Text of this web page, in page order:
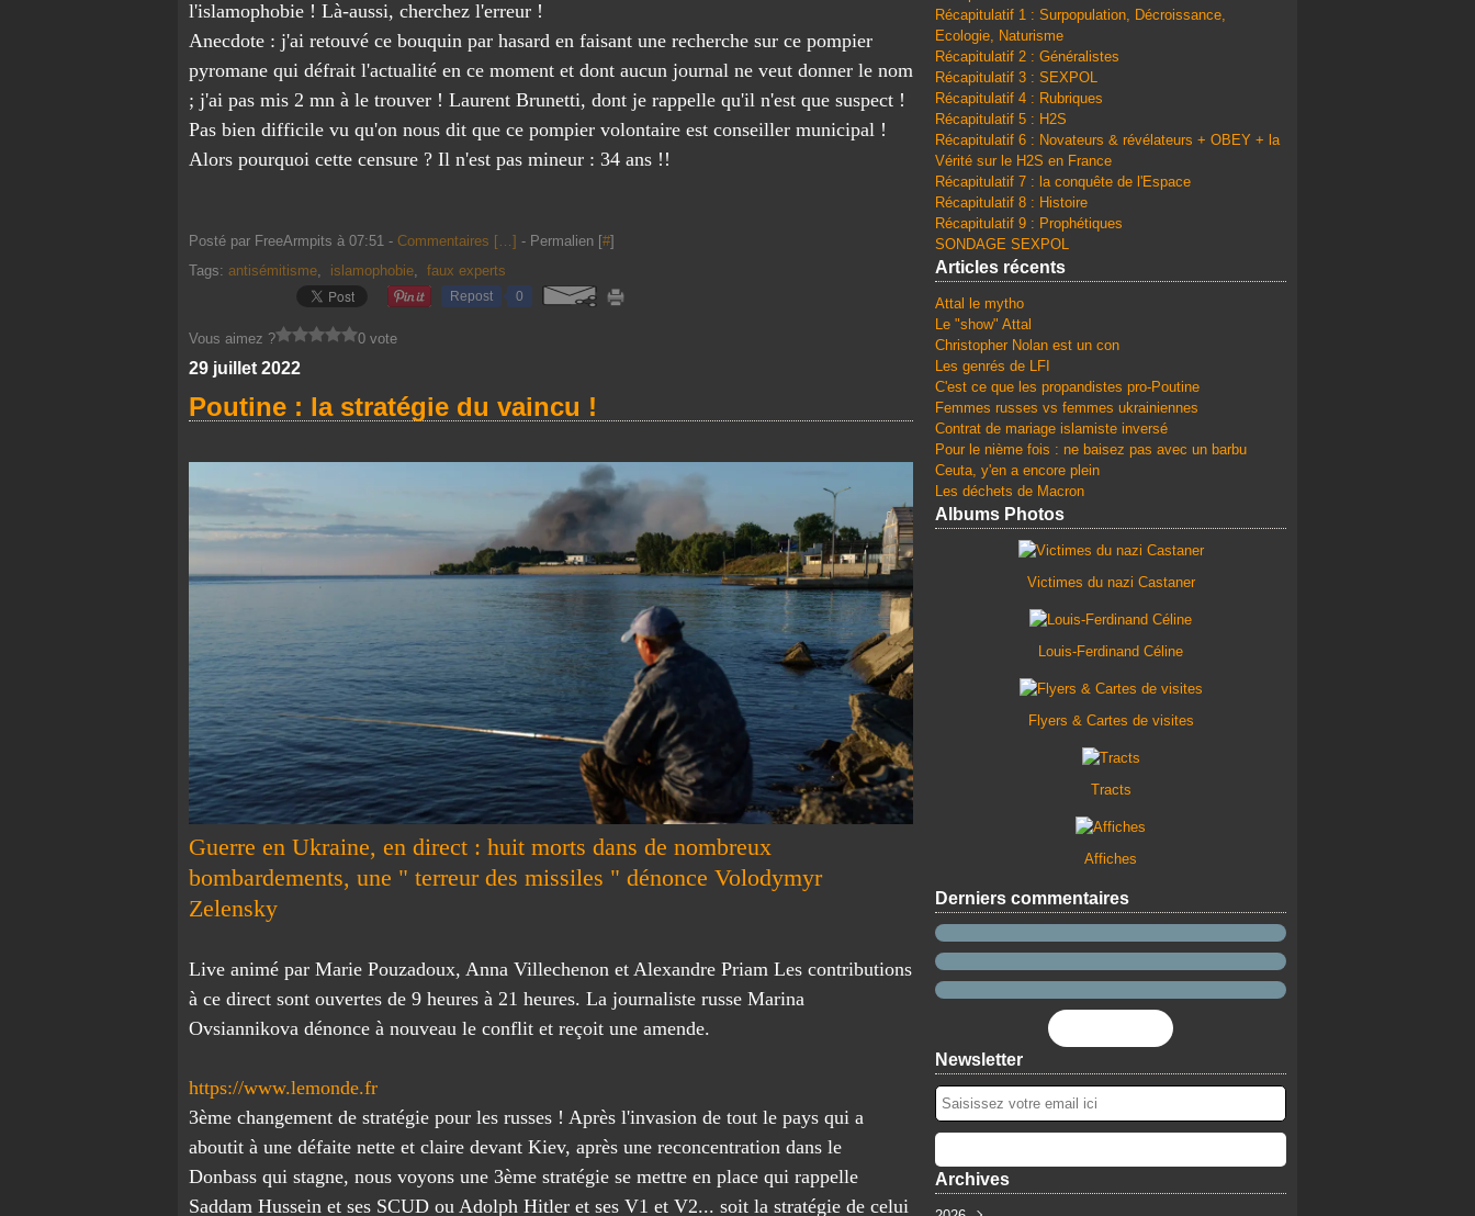
l'islamophobie ! Là-aussi, cherchez l'erreur !
Anecdote : j'ai retouvé ce bouquin par hasard en faisant une recherche sur ce pompier
pyromane qui défrait l'actualité en ce moment et dont aucun journal ne veut donner le nom
; j'ai pas mis 2 mn à le trouver ! Laurent Brunetti, dont je rappelle qu'il n'est que suspect !
Pas bien difficile vu qu'on nous dit que ce pompier volontaire est conseiller municipal !
Alors pourquoi cette censure ? Il n'est pas mineur : 34 ans !!
Posté par FreeArmpits à 07:51 - Commentaires […] - Permalien [#]
Tags: antisémitisme, islamophobie, faux experts
Repost 0
Vous aimez ? 0 vote
29 juillet 2022
Poutine : la stratégie du vaincu !
Guerre en Ukraine, en direct : huit morts dans de nombreux
bombardements, une " terreur des missiles " dénonce Volodymyr
Zelensky
Live animé par Marie Pouzadoux, Anna Villechenon et Alexandre Priam Les contributions
à ce direct sont ouvertes de 9 heures à 21 heures. La journaliste russe Marina
Ovsiannikova dénonce à nouveau le conflit et reçoit une amende.
https://www.lemonde.fr
3ème changement de stratégie pour les russes ! Après l'invasion de tout le pays qui a
aboutit à une défaite nette et claire devant Kiev, après une reconcentration dans le
Donbass qui stagne, nous voyons une 3ème stratégie se mettre en place qui rappelle
Saddam Hussein et ses SCUD ou Adolph Hitler et ses V1 et V2... soit la stratégie de celui
Récapitulatif 1 : Surpopulation, Décroissance,
Ecologie, Naturisme
Récapitulatif 2 : Généralistes
Récapitulatif 3 : SEXPOL
Récapitulatif 4 : Rubriques
Récapitulatif 5 : H2S
Récapitulatif 6 : Novateurs & révélateurs + OBEY + la
Vérité sur le H2S en France
Récapitulatif 7 : la conquête de l'Espace
Récapitulatif 8 : Histoire
Récapitulatif 9 : Prophétiques
SONDAGE SEXPOL
Articles récents
Attal le mytho
Le "show" Attal
Christopher Nolan est un con
Les genrés de LFI
C'est ce que les propandistes pro-Poutine
Femmes russes vs femmes ukrainiennes
Contrat de mariage islamiste inversé
Pour le nième fois : ne baisez pas avec un barbu
Ceuta, y'en a encore plein
Les déchets de Macron
Albums Photos
Victimes du nazi Castaner
Louis-Ferdinand Céline
Flyers & Cartes de visites
Tracts
Affiches
Derniers commentaires
Newsletter
Archives